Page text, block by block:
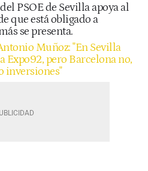
PSOE de Sevilla apoya al
que está obligado a
se presenta.
Muñoz: "En Sevilla
Expo92, pero Barcelona no,
inversiones"